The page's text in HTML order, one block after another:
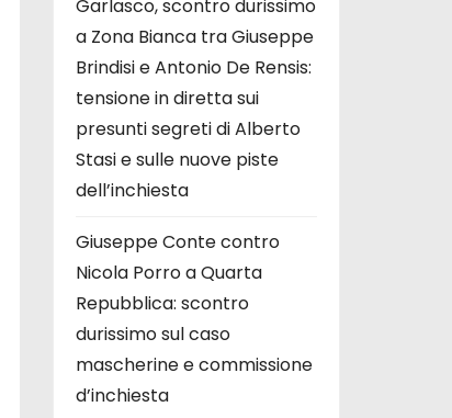
Garlasco, scontro durissimo
a Zona Bianca tra Giuseppe
Brindisi e Antonio De Rensis:
tensione in diretta sui
presunti segreti di Alberto
Stasi e sulle nuove piste
dell’inchiesta
Giuseppe Conte contro
Nicola Porro a Quarta
Repubblica: scontro
durissimo sul caso
mascherine e commissione
d’inchiesta